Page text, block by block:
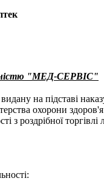
"МЕД-СЕРВІС"
на підставі
охорони
з роздрібної